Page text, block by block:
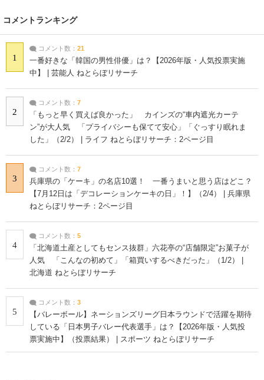
コメントランキング
1
コメント数： 21
一番好きな「韓国の男性俳優」は？【2026年版・人気投票実施
中】 | 芸能人 ねとらぼリサーチ
2
コメント数： 7
「もっと早く買えば良かった」 カインズの“車内遮光カーテ
ン”が大人気 「プライバシーも保てて安心」「ぐっすり眠れま
した」（2/2） | ライフ ねとらぼリサーチ：2ページ目
3
コメント数： 7
兵庫県の「ケーキ」の名店10選！ 一番うまいと思う店はどこ？
【7月12日は「デコレーションケーキの日」！】（2/4） | 兵庫県
ねとらぼリサーチ：2ページ目
4
コメント数： 5
「北海道土産としてもセンス抜群」六花亭の“店舗限定”お菓子が
人気 「こんなの初めて」「箱買いするべきだった」（1/2） |
北海道 ねとらぼリサーチ
5
コメント数： 3
【バレーボール】ネーションズリーグ日本ラウンドで活躍を期待
している「日本男子バレー代表選手」は？【2026年版・人気投
票実施中】（投票結果） | スポーツ ねとらぼリサーチ